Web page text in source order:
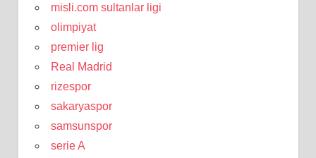
misli.com sultanlar ligi
olimpiyat
premier lig
Real Madrid
rizespor
sakaryaspor
samsunspor
serie A